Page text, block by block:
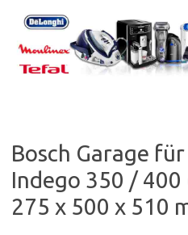
content
Bosch Garage
Indego 350 /
275 x 500 x 510